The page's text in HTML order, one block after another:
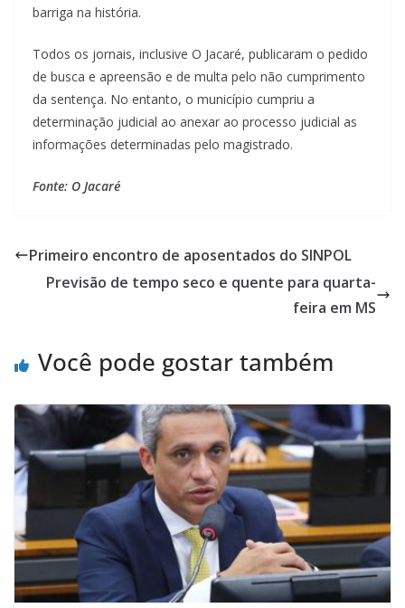
barriga na história.
Todos os jornais, inclusive O Jacaré, publicaram o pedido
de busca e apreensão e de multa pelo não cumprimento
da sentença. No entanto, o município cumpriu a
determinação judicial ao anexar ao processo judicial as
informações determinadas pelo magistrado.
Fonte: O Jacaré
Primeiro encontro de aposentados do SINPOL
Previsão de tempo seco e quente para quarta-
feira em MS
Você pode gostar também